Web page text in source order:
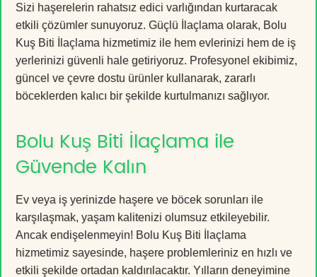
Sizi haşerelerin rahatsız edici varlığından kurtaracak
etkili çözümler sunuyoruz. Güçlü İlaçlama olarak, Bolu
Kuş Biti İlaçlama hizmetimiz ile hem evlerinizi hem de iş
yerlerinizi güvenli hale getiriyoruz. Profesyonel ekibimiz,
güncel ve çevre dostu ürünler kullanarak, zararlı
böceklerden kalıcı bir şekilde kurtulmanızı sağlıyor.
Bolu Kuş Biti İlaçlama ile
Güvende Kalın
Ev veya iş yerinizde haşere ve böcek sorunları ile
karşılaşmak, yaşam kalitenizi olumsuz etkileyebilir.
Ancak endişelenmeyin! Bolu Kuş Biti İlaçlama
hizmetimiz sayesinde, haşere problemleriniz en hızlı ve
etkili şekilde ortadan kaldırılacaktır. Yılların deneyimine